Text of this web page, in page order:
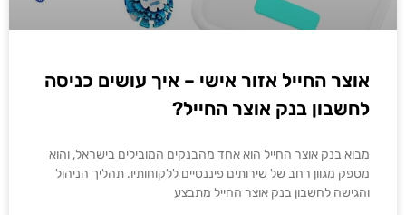
אוצר החייל אזור אישי – איך עושים כניסה
לחשבון בנק אוצר החייל?
מבוא בנק אוצר החייל הוא אחד מהבנקים המובילים בישראל, והוא
מספק מגוון רחב של שירותים פיננסיים ללקוחותיו. תהליך הניהול
והגישה לחשבון בנק אוצר החייל מתבצע